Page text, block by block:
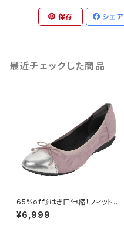
保存 シェア
最近チェックした商品
65%off》はき口伸縮！フィット感
抜群》オリジナル３Dインソール
内蔵》全５色》歩ノ靴honoka®3
¥6,999